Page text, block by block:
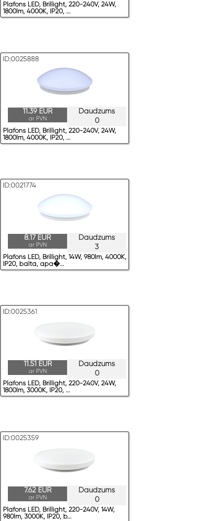
Plafons LED, Brillight, 220-240V, 24W,
1800lm, 4000K, IP20, ...
ID:0025888
Daudzums
0
11.39 EUR
ar PVN
Plafons LED, Brillight, 220-240V, 24W,
1800lm, 4000K, IP20, ...
ID:0021774
Daudzums
3
8.17 EUR
ar PVN
Plafons LED, Brillight, 14W, 980lm, 4000K,
IP20, balta, apa�...
ID:0025361
Daudzums
0
11.51 EUR
ar PVN
Plafons LED, Brillight, 220-240V, 24W,
1800lm, 3000K, IP20, ...
ID:0025359
Daudzums
0
7.62 EUR
ar PVN
Plafons LED, Brillight, 220-240V, 14W,
980lm, 3000K, IP20, b...